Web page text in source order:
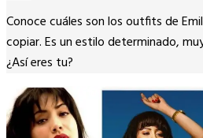
Copy
Link
Conoce cuáles son los outfits de
copiar. Es un estilo determinado,
¿Así eres tu?